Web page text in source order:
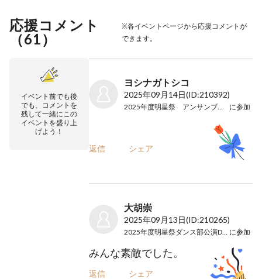
応援コメント
（61）
※各イベントページから応援コメントが
できます。
イベント前でも後
でも、コメントを
残して一緒にこの
イベントを盛り上
げよう！
ヨシナガトシコ
2025年09月14日(ID:210392)
に参加
返信 シェア
大胡崇
2025年09月13日(ID:210265)
に参加
みんな素敵でした。
返信 シェア